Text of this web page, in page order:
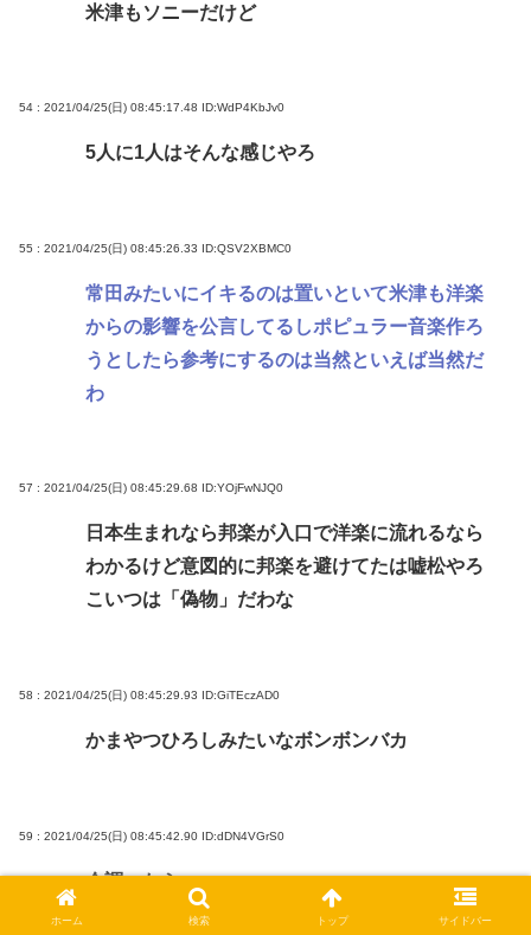
米津もソニーだけど
54 : 2021/04/25(日) 08:45:17.48 ID:WdP4KbJv0
5人に1人はそんな感じやろ
55 : 2021/04/25(日) 08:45:26.33 ID:QSV2XBMC0
常田みたいにイキるのは置いといて米津も洋楽
からの影響を公言してるしポピュラー音楽作ろ
うとしたら参考にするのは当然といえば当然だ
わ
57 : 2021/04/25(日) 08:45:29.68 ID:YOjFwNJQ0
日本生まれなら邦楽が入口で洋楽に流れるなら
わかるけど意図的に邦楽を避けてたは嘘松やろ
こいつは「偽物」だわな
58 : 2021/04/25(日) 08:45:29.93 ID:GiTEczAD0
かまやつひろしみたいなボンボンバカ
59 : 2021/04/25(日) 08:45:42.90 ID:dDN4VGrS0
今調べたら
ボーカルがチェロ科で
ホーム 検索 トップ サイドバー